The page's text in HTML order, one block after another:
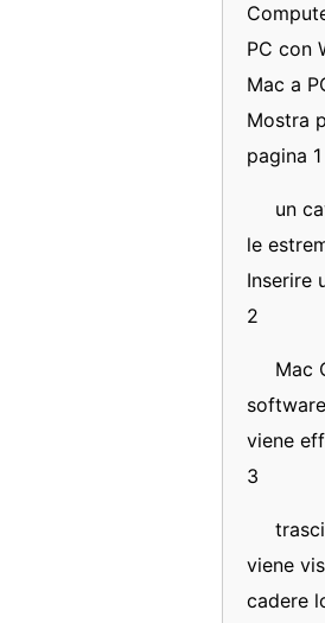
PC con
Mac a
Mostra
pagina 1
un
le
Inserire
2
Mac
viene
3
viene
cadere